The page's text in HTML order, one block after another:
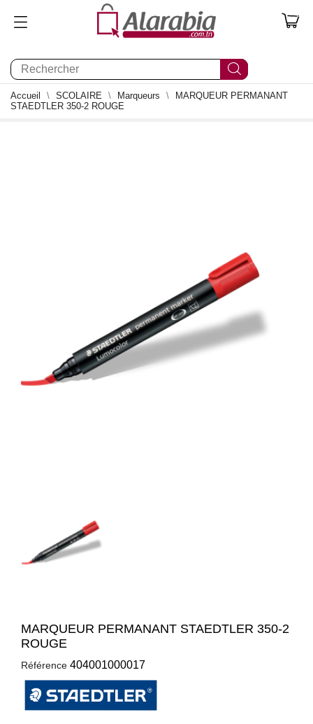
0
Accueil SCOLAIRE Marqueurs
MARQUEUR PERMANANT
STAEDTLER 350-2 ROUGE
MARQUEUR PERMANANT STAEDTLER 350-2
ROUGE
Référence 404001000017